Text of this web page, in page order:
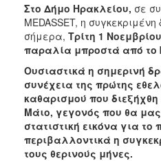
ΤΟΠΟΣ
ΠΟΛΙΤΙΣΜΟΣ
ΑΝΘΕΚΤΙΚΗ
ΠΟΛΗ
Στo Δήμο Ηρακλείου, σε
MEDASSET, η
σήμερα, Τρίτη 1
παραλία μπροστά από το
Ουσιαστικά η σημερινή
συνέχεια της πρώτης
καθαρισμού που
Μάιο, γεγονός που θα
στατιστική εικόνα για
περιβαλλοντικά η
τους θερινούς μήνες.